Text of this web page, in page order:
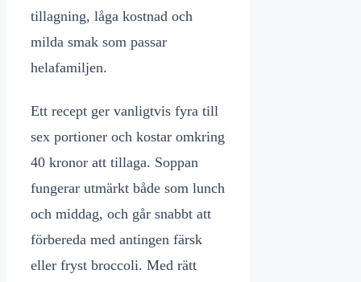
tillagning, låga kostnad och
milda smak som passar
helafamiljen.
Ett recept ger vanligtvis fyra till
sex portioner och kostar omkring
40 kronor att tillaga. Soppan
fungerar utmärkt både som lunch
och middag, och går snabbt att
förbereda med antingen färsk
eller fryst broccoli. Med rätt